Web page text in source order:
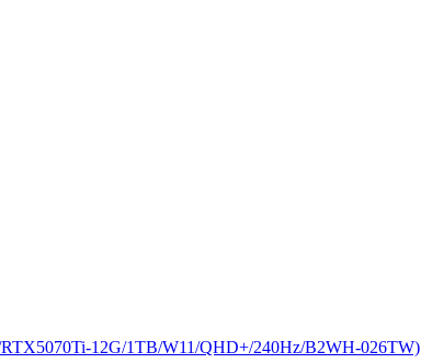
12G/1TB/W11/QHD+/240Hz/B2WH-026TW)